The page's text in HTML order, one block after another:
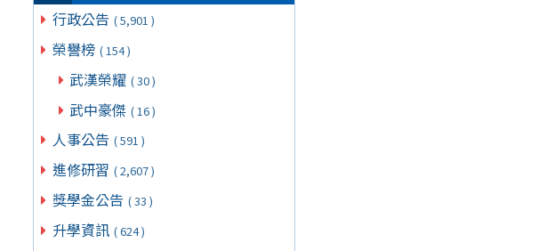
行政公告 ( 5,901 )
榮譽榜 ( 154 )
武漢榮耀 ( 30 )
武中豪傑 ( 16 )
人事公告 ( 591 )
進修研習 ( 2,607 )
獎學金公告 ( 33 )
升學資訊 ( 624 )